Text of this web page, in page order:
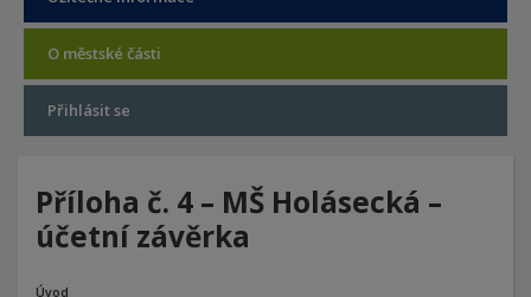
O městské části
Přihlásit se
Příloha č. 4 – MŠ Holásecká –
účetní závěrka
Úvod